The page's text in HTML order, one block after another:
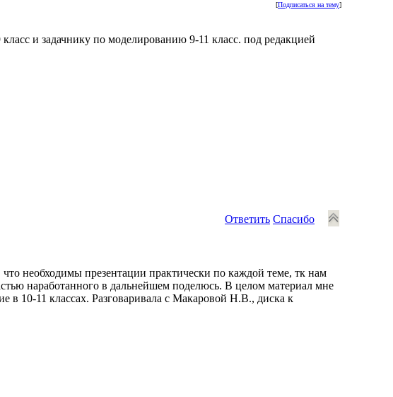
[Подписаться на тему]
и задачнику по моделированию 9-11 класс. под редакцией
Ответить Спасибо
необходимы презентации практически по каждой теме, тк нам
наработанного в дальнейшем поделюсь. В целом материал мне
в 10-11 классах. Разговаривала с Макаровой Н.В., диска к